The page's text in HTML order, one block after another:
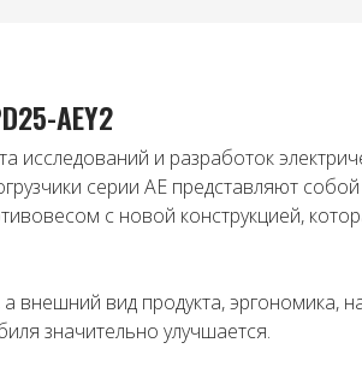
AEY2
и разработок
серии AE представляют
с новой конструкцией,
вид продукта, эргономика,
значительно улучшается.